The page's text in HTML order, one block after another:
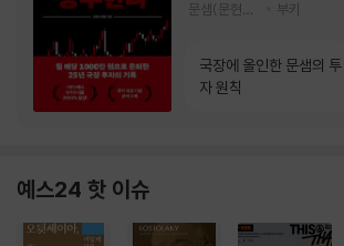
부키
국장에 올인한 문샘의 투
자 원칙
예스24 핫 이슈